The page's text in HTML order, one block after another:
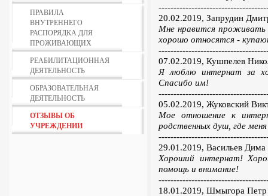
ПРАВИЛА
ВНУТРЕННЕГО
РАСПОРЯДКА ДЛЯ
ПРОЖИВАЮЩИХ
РЕАБИЛИТАЦИОННАЯ
ДЕЯТЕЛЬНОСТЬ
ОБРАЗОВАТЕЛЬНАЯ
ДЕЯТЕЛЬНОСТЬ
ОТЗЫВЫ ОБ
УЧРЕЖДЕНИИ
20.02.2019, Запрудин
Мне нравится проживать
хорошо относятся -
07.02.2019, Кушпелев
Я люблю интернат за
Спасибо им!
05.02.2019, Жуковский
Мое отношение к
родственных душ, где
29.01.2019, Васильев Дима
Хороший интернат!
помощь и внимание!
18.01.2019, Шмыгора Петр